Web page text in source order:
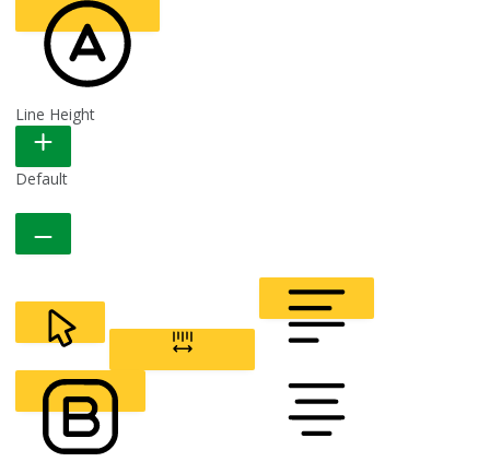
READABLE FONT
Default
CURSOR LETTER SPACING